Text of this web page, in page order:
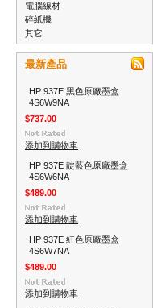
電腦線材
碎紙機
其它
最新產品
HP 937E 黑色原廠墨盒
4S6W9NA
$737.00
添加到購物車
HP 937E 靛藍色原廠墨盒
4S6W6NA
$489.00
添加到購物車
HP 937E 紅色原廠墨盒
4S6W7NA
$489.00
添加到購物車